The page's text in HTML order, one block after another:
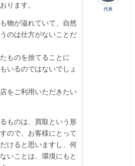
代表
ります。
物が溢れていて、自然
のは仕方がないことだ
ものを捨てることに
いるのではないでしょ
をご利用いただきたい
ものは、買取という形
ので、お客様にとって
けると思いますし、何
いことは、環境にもと